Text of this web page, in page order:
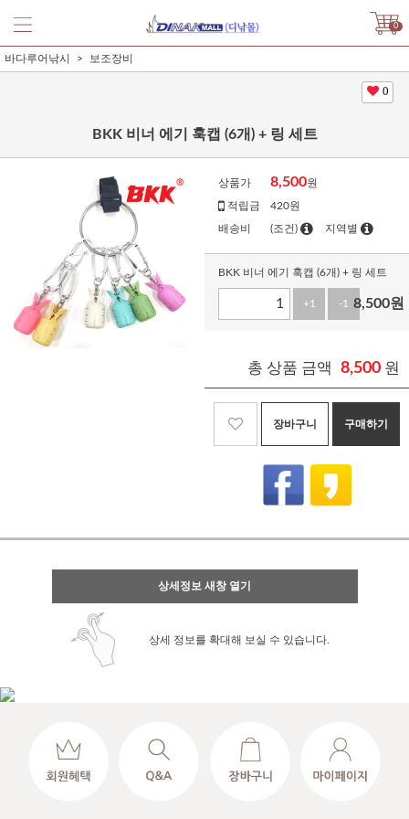
0
바다루어낚시 보조장비
0
BKK 비너 에기 훅캡 (6개) + 링 세트
상품가 8,500원
적립금 420원
배송비 (조건) 지역별
BKK 비너 에기 훅캡 (6개) + 링 세트
+1 -1 8,500원
총 상품 금액 8,500 원
장바구니 구매하기
상세정보 새창 열기
상세 정보를 확대해 보실 수 있습니다.